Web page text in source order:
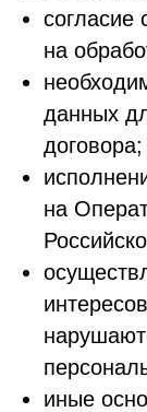
согласие
на
данных
договора;
на
иные